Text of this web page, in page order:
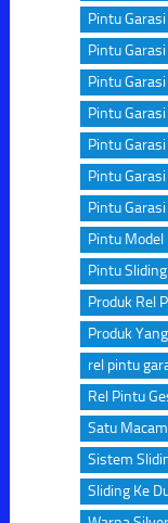
Pintu
Pintu
Pintu
Pintu
Pintu
Pintu
Pintu
Pintu Model
Pintu
Produk Rel
Produk
rel pintu
Rel Pintu
Satu
Sistem
Sliding Ke